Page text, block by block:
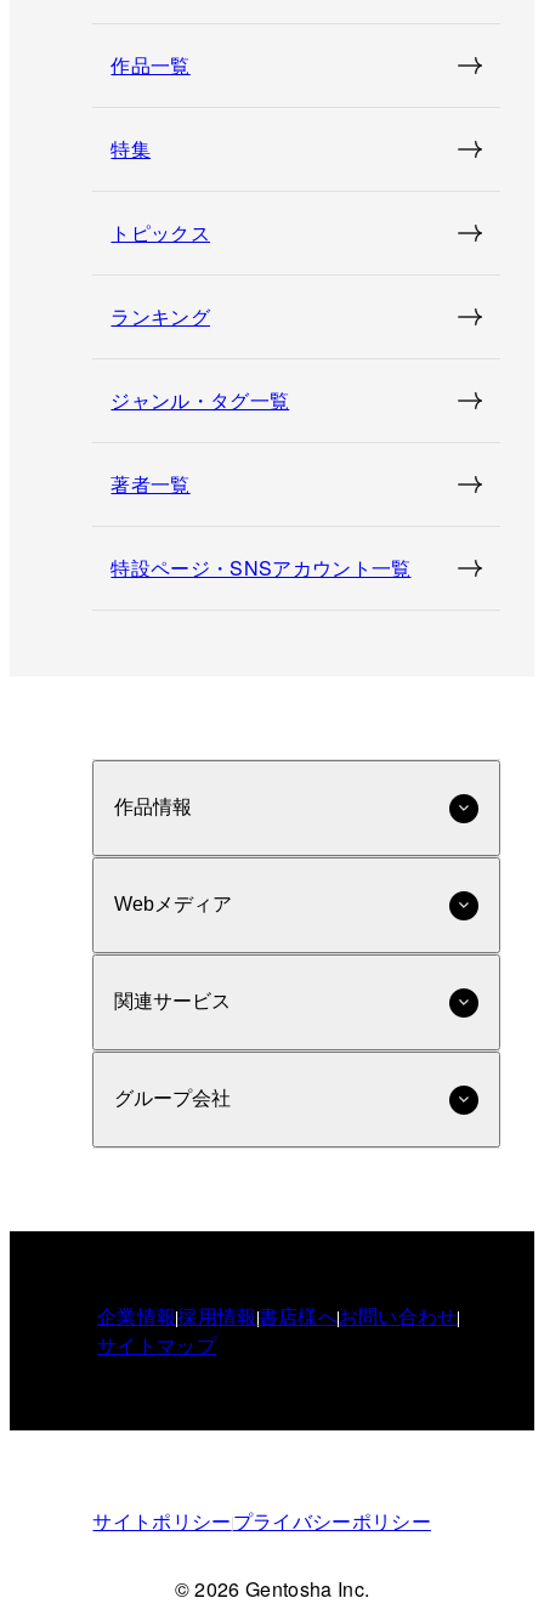
作品一覧
特集
トピックス
ランキング
ジャンル・タグ一覧
著者一覧
特設ページ・SNSアカウント一覧
作品情報
Webメディア
関連サービス
グループ会社
企業情報採用情報書店様へお問い合わせ
サイトマップ
サイトポリシープライバシーポリシー
© 2026 Gentosha Inc.